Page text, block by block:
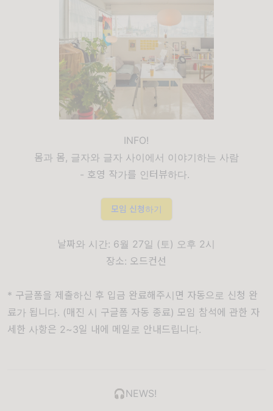
INFO!
몸과 몸, 글자와 글자 사이에서 이야기하는 사람
- 호영 작가를 인터뷰하다.
모임 신청하기
날짜와 시간: 6월 27일 (토) 오후 2시
장소: 오드컨선
* 구글폼을 제출하신 후 입금 완료해주시면 자동으로 신청 완
료가 됩니다. (매진 시 구글폼 자동 종료) 모임 참석에 관한 자
세한 사항은 2~3일 내에 메일로 안내드립니다.
🎧NEWS!